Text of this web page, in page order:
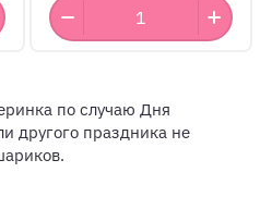
по случаю Дня
другого праздника не